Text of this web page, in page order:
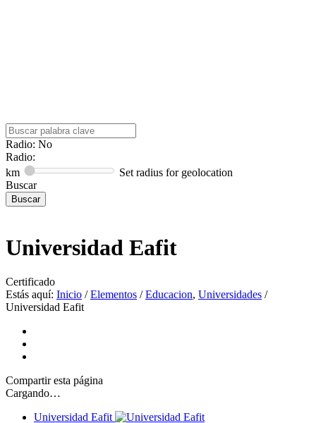
Radio: No
Radio:
km
Set radius for geolocation
Buscar
Universidad Eafit
Certificado
Estás aquí: Inicio / Elementos / Educacion, Universidades /
Universidad Eafit
Compartir esta página
Cargando…
Universidad Eafit